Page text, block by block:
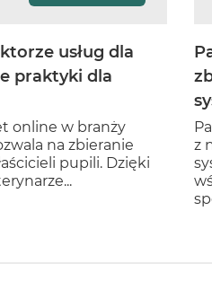
usług dla
praktyki dla
online w branży
na zbieranie
pupili. Dzięki
z